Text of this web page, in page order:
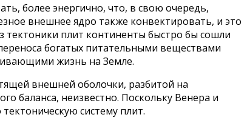
более энергично, что, в свою очередь,
внешнее ядро также конвектировать, и это
тектоники плит континенты быстро бы сошли
богатых питательными веществами
жизнь на Земле.
внешней оболочки, разбитой на
баланса, неизвестно. Поскольку Венера и
систему плит.